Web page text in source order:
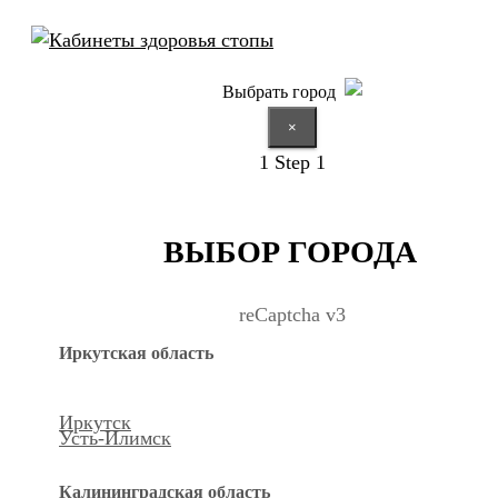
Выбрать город
×
1 Step 1
ВЫБОР ГОРОДА
reCaptcha v3
Иркутская область
Иркутск
Усть-Илимск
Калининградская область